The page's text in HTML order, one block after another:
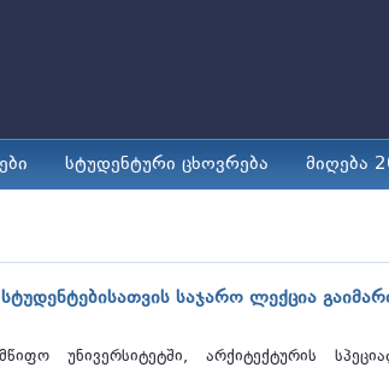
სტუდენტური ცხოვრება მიღება
საჯარო ლექცია
უნივერსიტეტში, არქიტექტურის